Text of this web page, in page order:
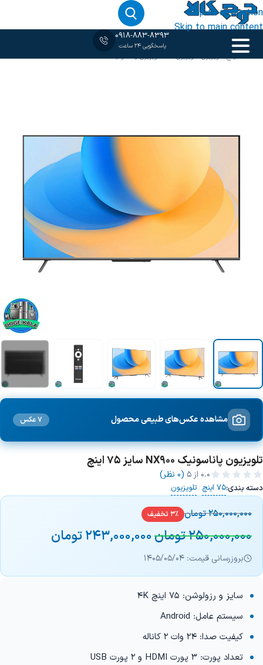
Skip to navigation
Skip to main content
0918-883-8393
پاسخگویی 24 ساعت
خانه‹75 اینچ /تلویزیون/تلویزیون 4K /تلویزیون پاناسونیک
مشاهده عکس‌های طبیعی محصول 7 عکس
تلویزیون پاناسونیک NX900 سایز 75 اینچ
0.0 از ۵ (0 نظر)
دسته بندی:75 اینچ /تلویزیون
250,000,000تومان 3% تخفیف
250,000,000تومان243,000,000تومان
بروزرسانی قیمت: 1405/05/04
سایز و رزولوشن: 75 اینچ 4K
سیستم عامل: Android
کیفیت صدا: 24 وات 2 کاناله
تعداد پورت: 3 پورت HDMI و 2 پورت USB